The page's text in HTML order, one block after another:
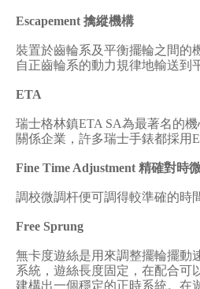
Escapement擒縱機構
裝置於齒輪系及平衡擺輪之間的
自正齒輪系的動力規律地輸送到
ETA
瑞士格林鎮ETA SA為最著名的
關係企業，許多瑞士手錶都採用
Fine Time Adjustment 精確對時
調校微調杆便可調得較準確的時
Free Sprung
無卡度遊絲是用來調整擺輪擺動
系統，遊絲長度固定，在配合可
建構出一個穩定的正時系統。在